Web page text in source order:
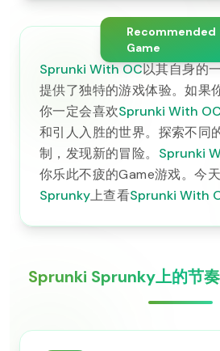
Recommended
Game
Sprunki With OC以其自身的
提供了独特的游戏体验。如果
你一定会喜欢Sprunki With OC
和引人入胜的世界。探索不同
制，发现新的冒险。 Sprunki
你乐此不疲的Game游戏。今
Sprunky上查看Sprunki With
Sprunki Sprunky上的节